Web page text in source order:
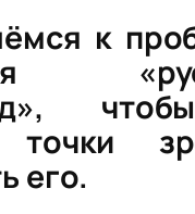
к
точки
его.